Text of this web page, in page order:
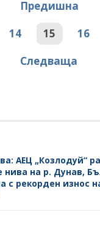
АЕЦ „Козлодуй“
нива на р. Дунав,
с рекорден износ
Предишна
14 15 16
Следваща